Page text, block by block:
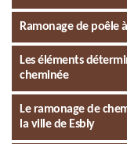
Ramonage de poêle
Les éléments
cheminée
Le ramonage de
la ville de Esbly